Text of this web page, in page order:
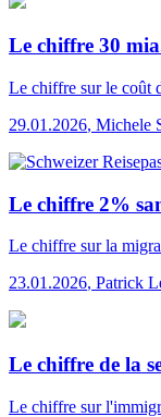
Le chiffre 30
Le chiffre sur le coût
29.01.2026, Michele
Le chiffre 2%
Le chiffre sur la
23.01.2026, Patrick
Le chiffre de la
Le chiffre sur